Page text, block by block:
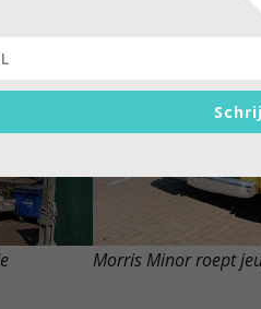
Morris Minor roept